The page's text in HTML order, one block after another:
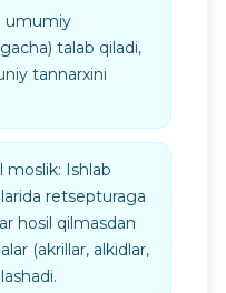
umumiy
talab qiladi,
tannarxini
moslik: Ishlab
retsepturaga
hosil qilmasdan
(akrillar, alkidlar,